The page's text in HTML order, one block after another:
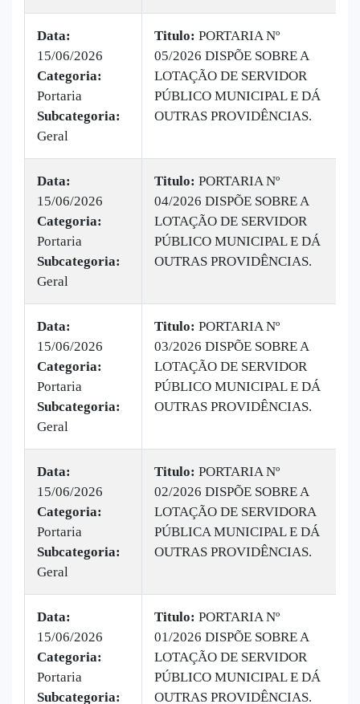
Data:
15/06/2026
Categoria:
Portaria
Subcategoria:
Geral
Titulo: PORTARIA Nº
05/2026 DISPÕE SOBRE A
LOTAÇÃO DE SERVIDOR
PÚBLICO MUNICIPAL E DÁ
OUTRAS PROVIDÊNCIAS.
Data:
15/06/2026
Categoria:
Portaria
Subcategoria:
Geral
Titulo: PORTARIA Nº
04/2026 DISPÕE SOBRE A
LOTAÇÃO DE SERVIDOR
PÚBLICO MUNICIPAL E DÁ
OUTRAS PROVIDÊNCIAS.
Data:
15/06/2026
Categoria:
Portaria
Subcategoria:
Geral
Titulo: PORTARIA Nº
03/2026 DISPÕE SOBRE A
LOTAÇÃO DE SERVIDOR
PÚBLICO MUNICIPAL E DÁ
OUTRAS PROVIDÊNCIAS.
Data:
15/06/2026
Categoria:
Portaria
Subcategoria:
Geral
Titulo: PORTARIA Nº
02/2026 DISPÕE SOBRE A
LOTAÇÃO DE SERVIDORA
PÚBLICA MUNICIPAL E DÁ
OUTRAS PROVIDÊNCIAS.
Data:
15/06/2026
Categoria:
Portaria
Subcategoria:
Titulo: PORTARIA Nº
01/2026 DISPÕE SOBRE A
LOTAÇÃO DE SERVIDOR
PÚBLICO MUNICIPAL E DÁ
OUTRAS PROVIDÊNCIAS.